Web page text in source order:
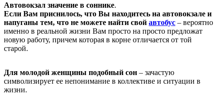
Автовокзал значение в соннике.
Если Вам приснилось, что Вы находитесь на автовокзале и
напуганы тем, что не можете найти свой автобус – вероятно
именно в реальной жизни Вам просто на просто предложат
новую работу, причем которая в корне отличается от той
старой.
Для молодой женщины подобный сон – зачастую
символизирует ее непонимание в коллективе и ситуации в
жизни.